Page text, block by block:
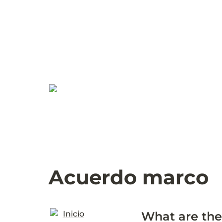
Acuerdo marco
Inicio What are